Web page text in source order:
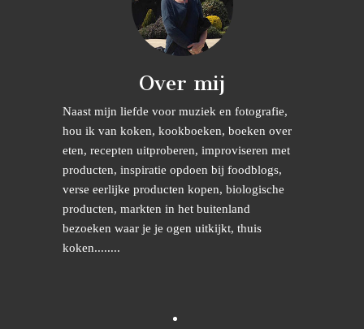
Over mij
Naast mijn liefde voor muziek en fotografie,
hou ik van koken, kookboeken, boeken over
eten, recepten uitproberen, improviseren met
producten, inspiratie opdoen bij foodblogs,
verse eerlijke producten kopen, biologische
producten, markten in het buitenland
bezoeken waar je je ogen uitkijkt, thuis
koken........